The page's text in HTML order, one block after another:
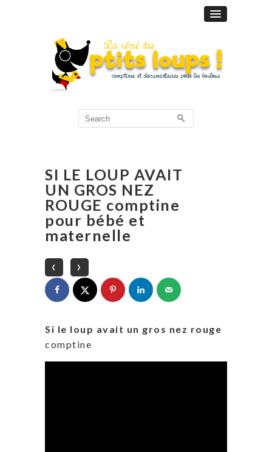
Search
for:
SI LE LOUP AVAIT
UN GROS NEZ
ROUGE comptine
pour bébé et
maternelle
‹
›
Si le loup avait un gros nez rouge
comptine